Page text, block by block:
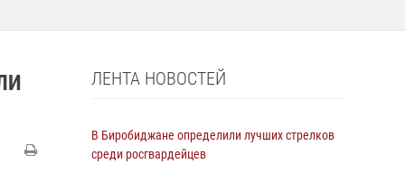
ЛЕНТА НОВОСТЕЙ
В Биробиджане определили лучших стрелков
среди росгвардейцев